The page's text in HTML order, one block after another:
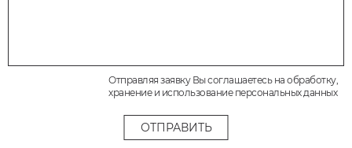
Отправляя заявку Вы соглашаетесь на обработку,
хранение и использование персональных данных